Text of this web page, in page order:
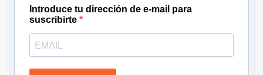
Introduce tu dirección de e-mail para
suscribirte